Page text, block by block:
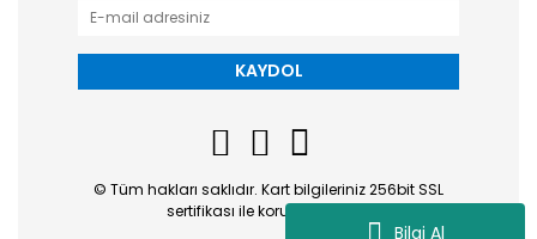
Bilgi Al
KAYDOL
© Tüm hakları saklıdır. Kart bilgileriniz 256bit SSL
sertifikası ile korunmaktadır.